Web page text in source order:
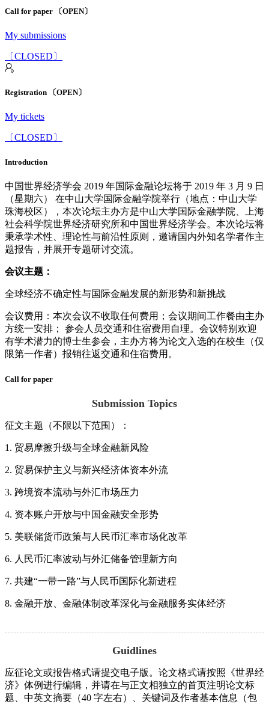
Call for paper 〔OPEN〕
My submissions
〔CLOSED〕
Registration 〔OPEN〕
My tickets
〔CLOSED〕
Introduction
中国世界经济学会 2019 年国际金融论坛将于 2019 年 3 月 9 日
（星期六） 在中山大学国际金融学院举行（地点：中山大学
珠海校区），本次论坛主办方是中山大学国际金融学院、上海
社会科学院世界经济研究所和中国世界经济学会。本次论坛将
秉承学术性、理论性与前沿性原则，邀请国内外知名学者作主
题报告，并展开专题研讨交流。
会议主题：
全球经济不确定性与国际金融发展的新形势和新挑战
会议费用：本次会议不收取任何费用；会议期间工作餐由主办
方统一安排； 参会人员交通和住宿费用自理。会议特别欢迎
有学术潜力的博士生参会，主办方将为论文入选的在校生（仅
限第一作者）报销往返交通和住宿费用。
Call for paper
Submission Topics
征文主题（不限以下范围）：
1. 贸易摩擦升级与全球金融新风险
2. 贸易保护主义与新兴经济体资本外流
3. 跨境资本流动与外汇市场压力
4. 资本账户开放与中国金融安全形势
5. 美联储货币政策与人民币汇率市场化改革
6. 人民币汇率波动与外汇储备管理新方向
7. 共建“一带一路”与人民币国际化新进程
8. 金融开放、金融体制改革深化与金融服务实体经济
Guidlines
应征论文或报告格式请提交电子版。论文格式请按照《世界经
济》体例进行编辑，并请在与正文相独立的首页注明论文标
题、中英文摘要（40 字左右）、关键词及作者基本信息（包